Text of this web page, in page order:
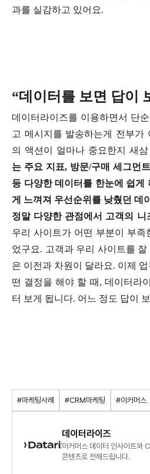
과를 실감하고 있어요.
“데이터를 보면 답이
데이터라이즈를 이용하면서 단
고 메시지를 발송하는게 전부가
의 액션이 얼마나 중요한지 새
는 주요 지표, 방문/구매 세그먼
등 다양한 데이터를 한눈에 쉽게
게 느껴져 우선순위를 낮췄던 데
정말 다양한 관점에서 고객의 니
우리 사이트가 어떤 부분이 부족
었구요. 고객과 우리 사이트를
은 이전과 차원이 달라요. 이제
떤 결정을 해야 할 때, 데이터라
터 보게 됩니다. 어느 정도 답이
#마케팅사례 #CRM마케팅 #이커머스
데이터라이즈
이커머스 데이터 인사이트와
콘텐츠로 전해드립니다.